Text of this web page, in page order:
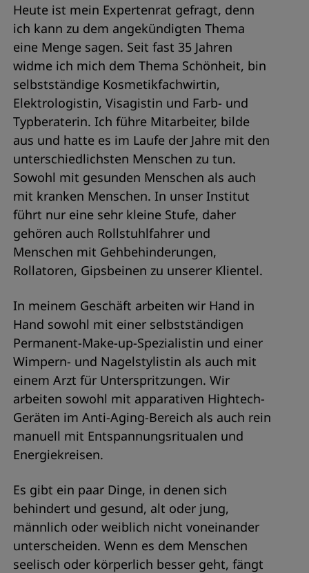
Heute ist mein Expertenrat gefragt, denn
ich kann zu dem angekündigten Thema
eine Menge sagen. Seit fast 35 Jahren
widme ich mich dem Thema Schönheit, bin
selbstständige Kosmetikfachwirtin,
Elektrologistin, Visagistin und Farb- und
Typberaterin. Ich führe Mitarbeiter, bilde
aus und hatte es im Laufe der Jahre mit den
unterschiedlichsten Menschen zu tun.
Sowohl mit gesunden Menschen als auch
mit kranken Menschen. In unser Institut
führt nur eine sehr kleine Stufe, daher
gehören auch Rollstuhlfahrer und
Menschen mit Gehbehinderungen,
Rollatoren, Gipsbeinen zu unserer Klientel.
In meinem Geschäft arbeiten wir Hand in
Hand sowohl mit einer selbstständigen
Permanent-Make-up-Spezialistin und einer
Wimpern- und Nagelstylistin als auch mit
einem Arzt für Unterspritzungen. Wir
arbeiten sowohl mit apparativen Hightech-
Geräten im Anti-Aging-Bereich als auch rein
manuell mit Entspannungsritualen und
Energiekreisen.
Es gibt ein paar Dinge, in denen sich
behindert und gesund, alt oder jung,
männlich oder weiblich nicht voneinander
unterscheiden. Wenn es dem Menschen
seelisch oder körperlich besser geht, fängt